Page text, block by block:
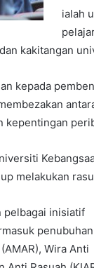
ialah
kakitangan
kepada
kepentingan
melakukan
pelbagai inisiatif
penubuhan
Wira Anti